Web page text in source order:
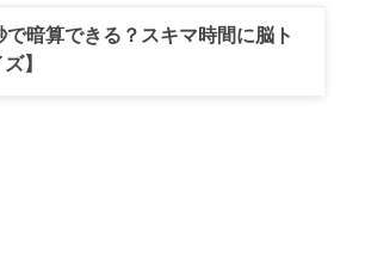
部
で暗算できる？スキマ時間に脳ト
】